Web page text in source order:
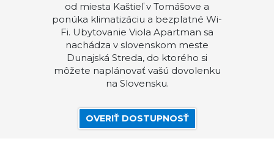
od miesta Kaštieľ v Tomášove a
ponúka klimatizáciu a bezplatné Wi-
Fi. Ubytovanie Viola Apartman sa
nachádza v slovenskom meste
Dunajská Streda, do ktorého si
môžete naplánovať vašú dovolenku
na Slovensku.
OVERIŤ DOSTUPNOSŤ